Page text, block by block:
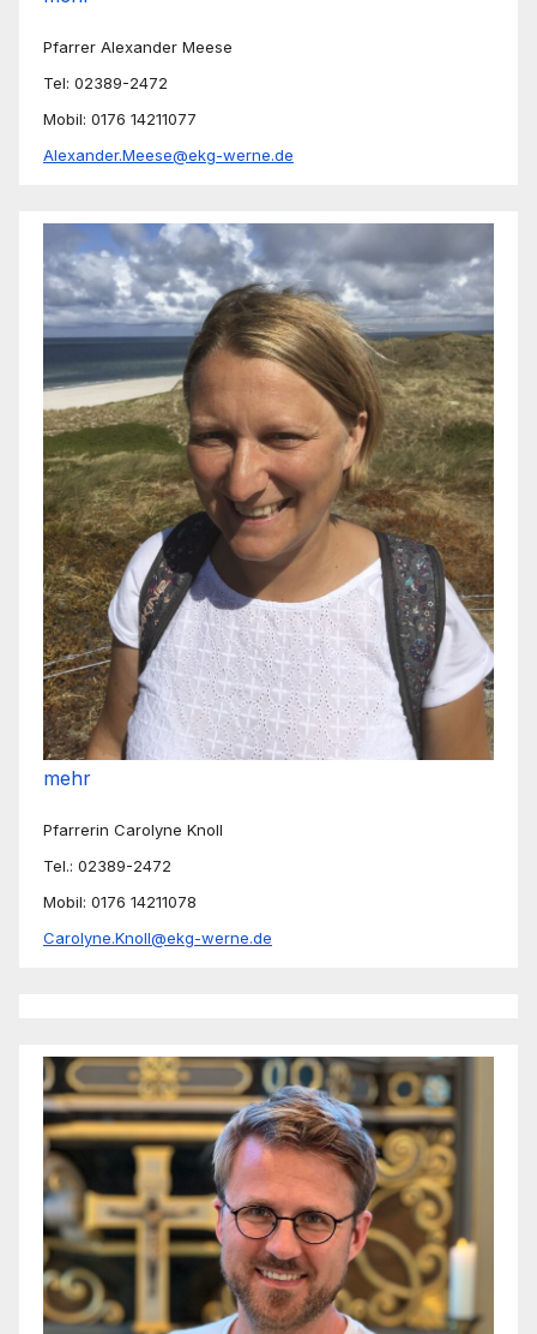
Pfarrer Alexander Meese
Tel: 02389-2472
Mobil: 0176 14211077
Alexander.Meese@ekg-werne.de
mehr
Pfarrerin Carolyne Knoll
Tel.: 02389-2472
Mobil: 0176 14211078
Carolyne.Knoll@ekg-werne.de